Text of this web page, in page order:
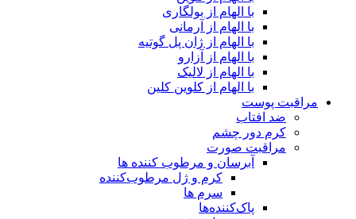
با الهام از بولگاری
با الهام از آرمانی
با الهام از ژان پل گوتیه
با الهام از آزارو
با الهام از لالیک
با الهام از کلوین کلین
مراقبت پوست
ضد افتاب
کرم دور چشم
مراقبت صورت
آبرسان و مرطوب کننده ها
کرم و ژل مرطوب‌کننده
سرم ها
پاک‌کننده‌ها